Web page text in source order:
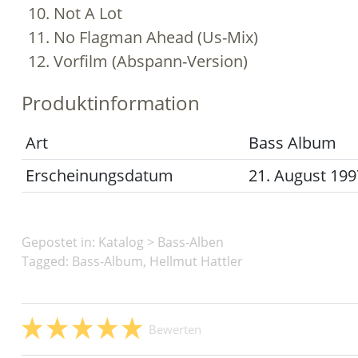
Not A Lot
No Flagman Ahead (Us-Mix)
Vorfilm (Abspann-Version)
Produktinformation
Art
Bass Album
Erscheinungsdatum
21. August
Gepostet in: Katalog > Bass-Alben
Tagged: Bass-Album, Hellmut Hattler
Bewerten